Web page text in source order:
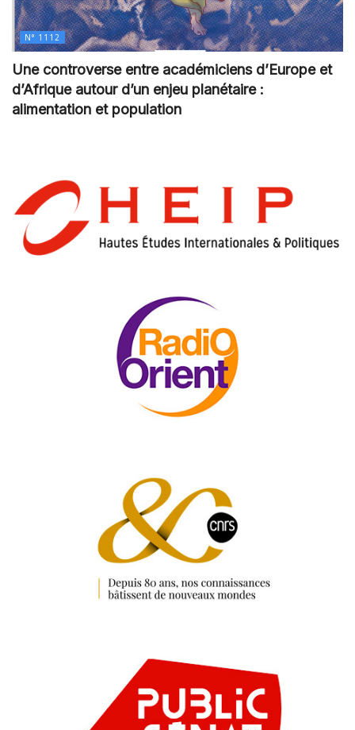
N° 1112
Une controverse entre académiciens d’Europe et
d’Afrique autour d’un enjeu planétaire :
alimentation et population